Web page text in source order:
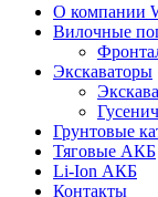
О компании
Вилочные
Экскаваторы
Грунтовые
Тяговые АКБ
Li-Ion АКБ
Контакты